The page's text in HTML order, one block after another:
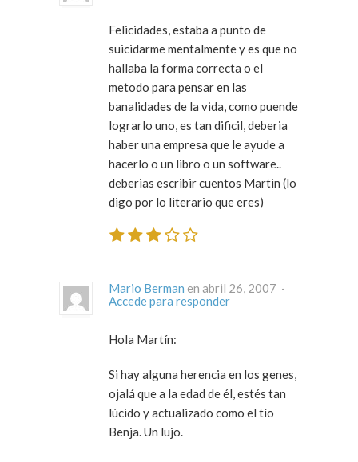
Felicidades, estaba a punto de
suicidarme mentalmente y es que no
hallaba la forma correcta o el
metodo para pensar en las
banalidades de la vida, como puende
lograrlo uno, es tan dificil, deberia
haber una empresa que le ayude a
hacerlo o un libro o un software..
deberias escribir cuentos Martin (lo
digo por lo literario que eres)
Mario Berman
en abril 26, 2007 ·
Accede para responder
Hola Martín:
Si hay alguna herencia en los genes,
ojalá que a la edad de él, estés tan
lúcido y actualizado como el tío
Benja. Un lujo.